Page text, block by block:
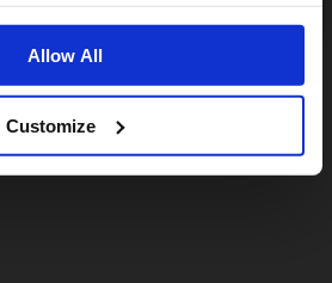
Allow All
Customize